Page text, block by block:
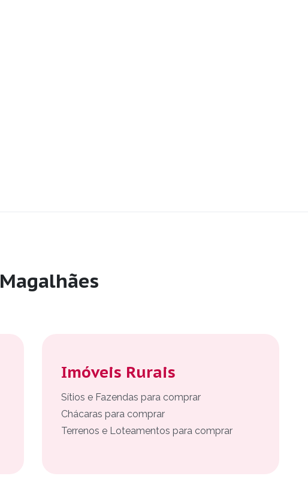
Imóveis Rurais
Sítios e Fazendas para comprar
Chácaras para comprar
Terrenos e Loteamentos para comprar